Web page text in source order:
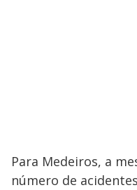
Para Medeiros, a
número de